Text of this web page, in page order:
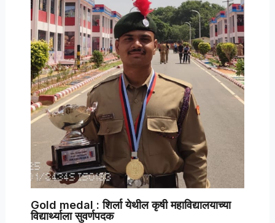
Gold medal : शिर्ला येथील कृषी महाविद्यालयाच्या
विद्यार्थ्याला सुवर्णपदक